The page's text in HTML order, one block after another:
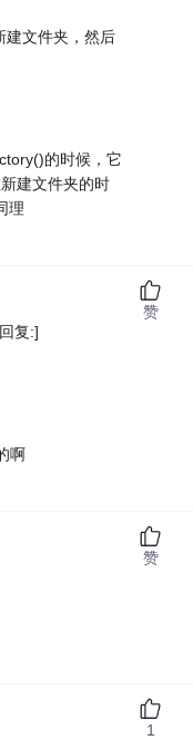
建文件夹，然后
的时候，它
建文件夹的时
理
复:]
啊
赞
赞
1